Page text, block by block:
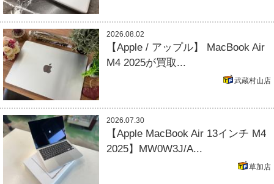
2026.08.02
【Apple / アップル】 MacBook Air
M4 2025が買取...
武蔵村山店
2026.07.30
【Apple MacBook Air 13インチ M4
2025】MW0W3J/A...
草加店